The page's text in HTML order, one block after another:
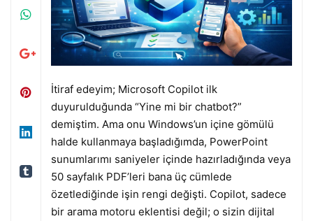
İtiraf edeyim; Microsoft Copilot ilk
duyurulduğunda “Yine mi bir chatbot?”
demiştim. Ama onu Windows’un içine gömülü
halde kullanmaya başladığımda, PowerPoint
sunumlarımı saniyeler içinde hazırladığında veya
50 sayfalık PDF’leri bana üç cümlede
özetlediğinde işin rengi değişti. Copilot, sadece
bir arama motoru eklentisi değil; o sizin dijital